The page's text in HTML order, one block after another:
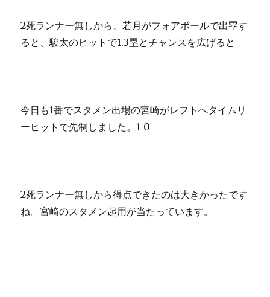
2死ランナー無しから、若月がフォアボールで出塁す
ると、駿太のヒットで1.3塁とチャンスを広げると
今日も1番でスタメン出場の宮崎がレフトへタイムリ
ーヒットで先制しました。1-0
2死ランナー無しから得点できたのは大きかったです
ね。宮崎のスタメン起用が当たっています。